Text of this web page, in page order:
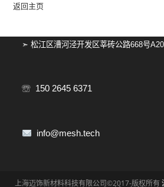
返回主页
➣ 松江区漕河泾开发区莘砖公路668号
☏ 150 2645 6371
info@mesh.tech
上海迈饰新材料科技有限公司©2017-版权所有